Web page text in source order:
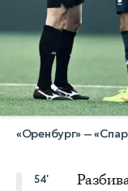
«Оренбург» —
54'